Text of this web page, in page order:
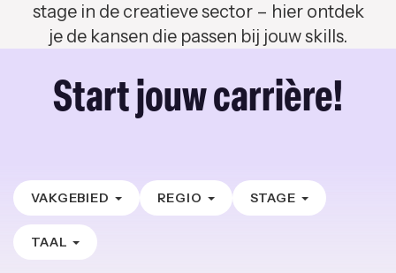
stage in de creatieve sector – hier ontdek
je de kansen die passen bij jouw skills.
Start jouw carrière!
VAKGEBIED REGIO STAGE
TAAL